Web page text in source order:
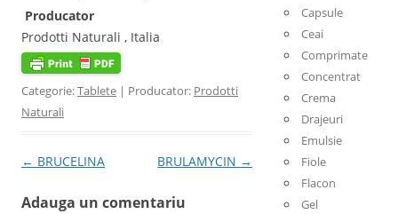
Producator
Prodotti Naturali , Italia
Categorie:Tablete | Producator: Prodotti
Naturali
Post navigation
← BRUCELINA BRULAMYCIN →
Adauga un comentariu
Capsule
Ceai
Comprimate
Concentrat
Crema
Drajeuri
Emulsie
Fiole
Flacon
Gel